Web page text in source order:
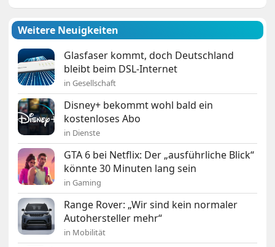
Weitere Neuigkeiten
Glasfaser kommt, doch Deutschland
bleibt beim DSL-Internet
in Gesellschaft
Disney+ bekommt wohl bald ein
kostenloses Abo
in Dienste
GTA 6 bei Netflix: Der „ausführliche Blick“
könnte 30 Minuten lang sein
in Gaming
Range Rover: „Wir sind kein normaler
Autohersteller mehr“
in Mobilität